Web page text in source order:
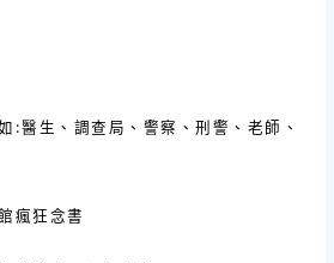
:醫生、調查局、警察、刑警、老師、
瘋狂念書